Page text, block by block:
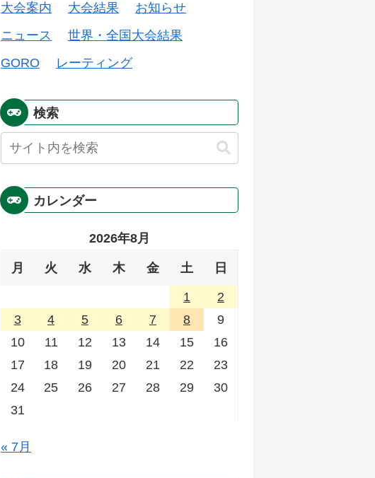
大会案内 大会結果
お知らせ
ニュース
世界・全国大会結果
GORO
レーティング
検索
カレンダー
2026年8月
月 火 水 木 金 土 日
1
2
3
4 5 6 7 8
9
10
11 12 13 14 15
16
17
18 19 20 21 22
23
24
25 26 27 28 29
30
31
« 7月